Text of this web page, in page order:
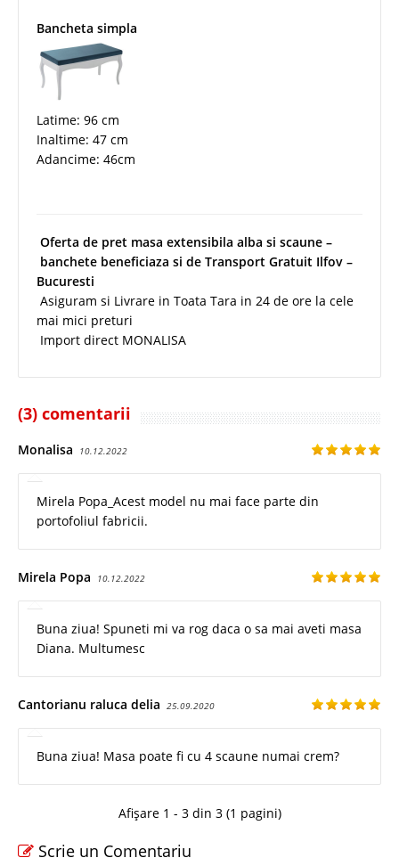
Bancheta simpla
Latime: 96 cm
Inaltime: 47 cm
Adancime: 46cm
Oferta de pret masa extensibila alba si scaune –
banchete beneficiaza si de Transport Gratuit Ilfov –
Bucuresti
Asiguram si Livrare in Toata Tara in 24 de ore la cele
mai mici preturi
Import direct MONALISA
(3) comentarii
Monalisa 10.12.2022
Mirela Popa_Acest model nu mai face parte din
portofoliul fabricii.
Mirela Popa 10.12.2022
Buna ziua! Spuneti mi va rog daca o sa mai aveti masa
Diana. Multumesc
Cantorianu raluca delia 25.09.2020
Buna ziua! Masa poate fi cu 4 scaune numai crem?
Afișare 1 - 3 din 3 (1 pagini)
Scrie un Comentariu